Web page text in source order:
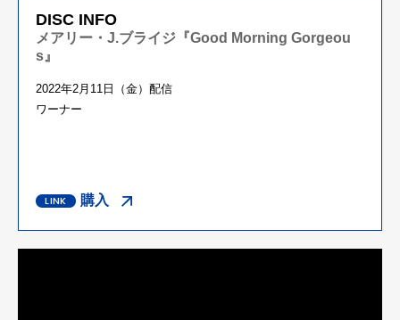
DISC INFO
メアリー・J.ブライジ『Good Morning Gorgeou
s』
2022年2月11日（金）配信
ワーナー
購入